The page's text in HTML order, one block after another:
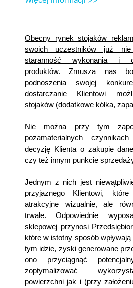
Obecny rynek stojaków
swoich uczestników już
staranność wykonania i
produktów. Zmusza nas
podnoszenia swojej
dostarczanie Klientowi
stojaków (dodatkowe kółka,
Nie można przy tym
pozamaterialnych
decyzję Klienta o zakupie
czy też innym punkcie
Jednym z nich jest
przyjaznego Klientowi,
atrakcyjne wizualnie, ale
trwałe. Odpowiednie
sklepowej przynosi
które w istotny sposób
tym idzie, zyski generowane
ono przyciągnąć
zoptymalizować
powierzchni jak i (przy